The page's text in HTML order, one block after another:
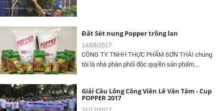
Đất Sét nung Popper trồng lan
14/09/2017
CÔNG TY TNHH THỰC PHẨM SƠN THÁI chúng
tôi là nhà phân phối độc quyền sản phẩm...
Giải Cầu Lông Công Viên Lê Văn Tám - Cup
POPPER 2017
31/12/2017